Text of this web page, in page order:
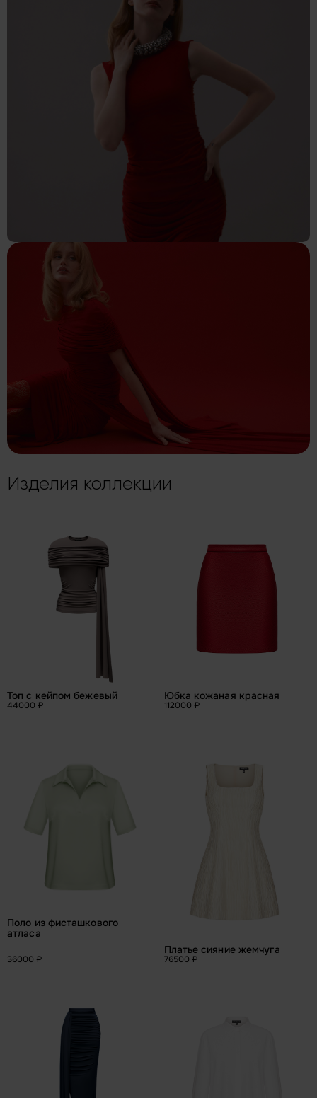
Изделия коллекции
Топ с кейпом бежевый
44000 ₽
Юбка кожаная красная
112000 ₽
Поло из фисташкового
атласа
36000 ₽
Платье сияние жемчуга
76500 ₽